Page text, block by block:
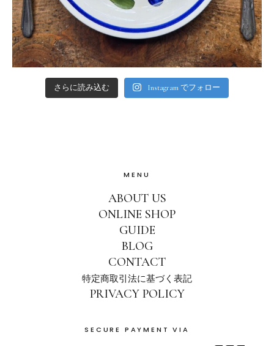
さらに読み込む Instagram でフォロー
MENU
ABOUT US
ONLINE SHOP
GUIDE
BLOG
CONTACT
特定商取引法に基づく表記
PRIVACY POLICY
SECURE PAYMENT VIA